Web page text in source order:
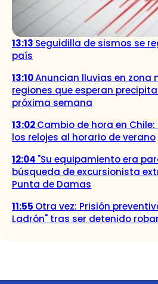
13:13 Seguidilla de sismos se
país
13:10Anuncian lluvias en zona
regiones que esperan
próxima semana
13:02Cambio de hora en
los relojes al horario de verano
12:04 "Su equipamiento era
búsqueda de excursionista
Punta de Damas
11:55 Otra vez: Prisión
Ladrón" tras ser detenido